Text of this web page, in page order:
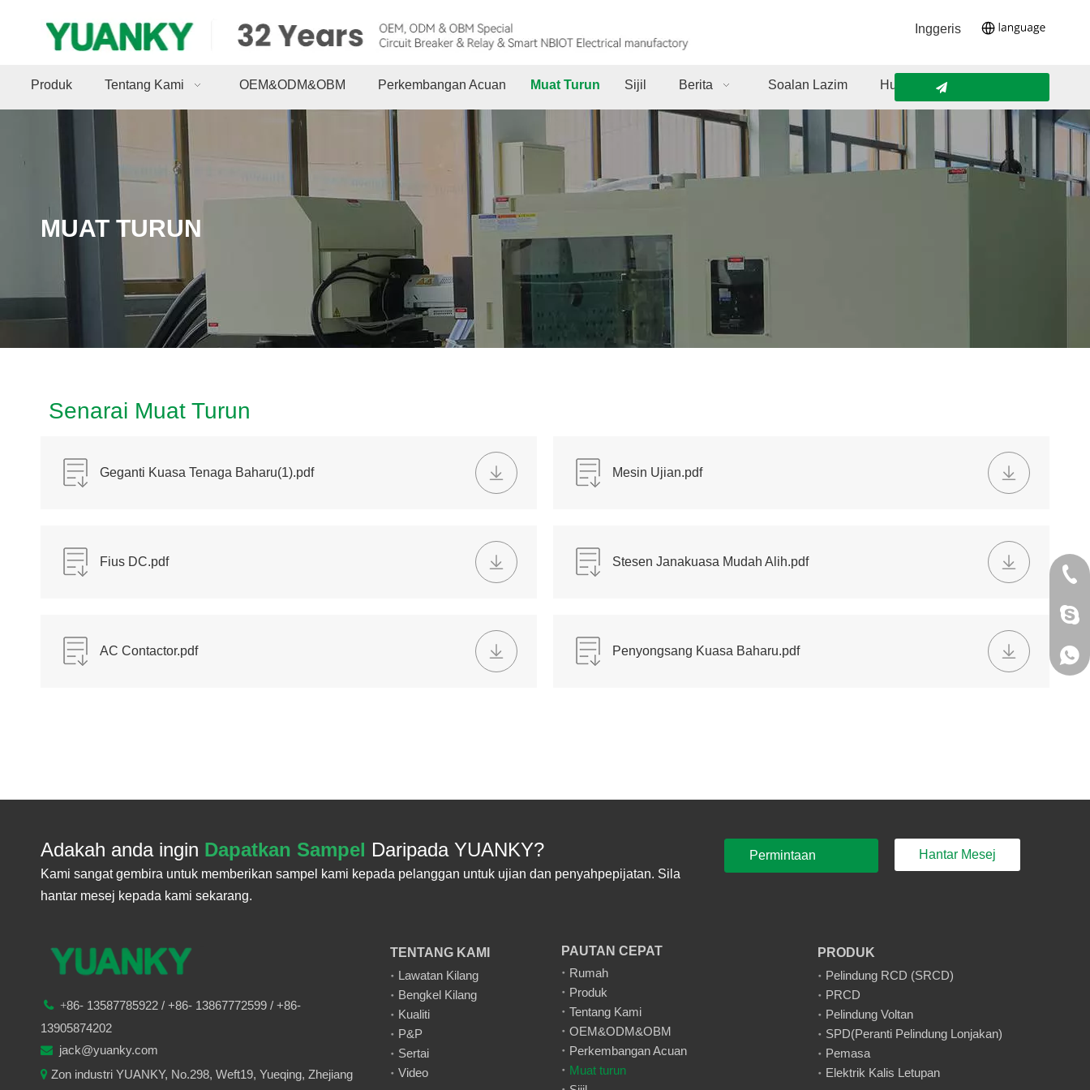
Inggeris
Produk Tentang Kami OEM&ODM&OBM Perkembangan Acuan Muat Turun Sijil Berita Soalan Lazim Hubungi Kami
Siasatan
MUAT TURUN
Senarai Muat Turun
Geganti Kuasa Tenaga Baharu(1).pdf Mesin Ujian.pdf
Fius DC.pdf Stesen Janakuasa Mudah Alih.pdf
AC Contactor.pdf Penyongsang Kuasa Baharu.pdf
Adakah anda ingin Dapatkan Sampel Daripada YUANKY?
Kami sangat gembira untuk memberikan sampel kami kepada pelanggan untuk ujian dan penyahpepijatan. Sila
hantar mesej kepada kami sekarang.
Permintaan Hantar Mesej
 +86- 13587785922 / +86- 13867772599 / +86-
13905874202
 jack@yuanky.com
 Zon industri YUANKY, No.298, Weft19, Yueqing, Zhejiang
TENTANG KAMI
Lawatan Kilang
Bengkel Kilang
Kualiti
P&P
Sertai
Video
PAUTAN CEPAT
Rumah
Produk
Tentang Kami
OEM&ODM&OBM
Perkembangan Acuan
Muat turun
PRODUK
Pelindung RCD (SRCD)
PRCD
Pelindung Voltan
SPD(Peranti Pelindung Lonjakan)
Pemasa
Elektrik Kalis Letupan
+86
+86